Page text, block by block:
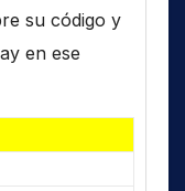
su código y
en ese